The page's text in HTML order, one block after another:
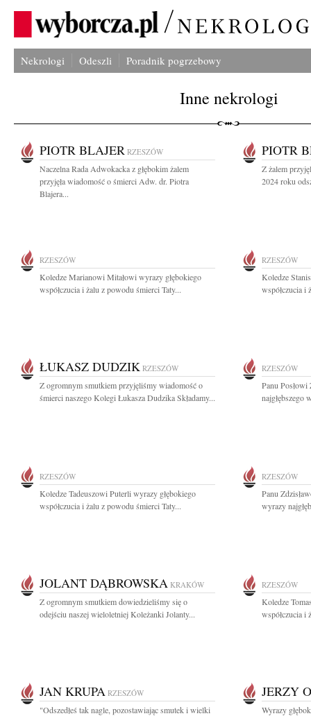
Nekrologi Odeszli Poradnik pogrzebowy
Inne nekrologi
PIOTR BLAJER RZESZÓW
Naczelna Rada Adwokacka z głębokim żalem
przyjęła wiadomość o śmierci Adw. dr. Piotra
Blajera...
PIOTR
Z żalem
2024 roku
RZESZÓW
Koledze Marianowi Mitałowi wyrazy głębokiego
współczucia i żalu z powodu śmierci Taty...
RZESZÓW
Koledze
współczucia i
ŁUKASZ DUDZIK RZESZÓW
Z ogromnym smutkiem przyjęliśmy wiadomość o
śmierci naszego Kolegi Łukasza Dudzika Składamy...
RZESZÓW
Panu
najgłębszego
RZESZÓW
Koledze Tadeuszowi Puterli wyrazy głębokiego
współczucia i żalu z powodu śmierci Taty...
RZESZÓW
Panu
wyrazy
JOLANT DĄBROWSKA KRAKÓW
Z ogromnym smutkiem dowiedzieliśmy się o
odejściu naszej wieloletniej Koleżanki Jolanty...
RZESZÓW
Koledze
współczucia i
JAN KRUPA RZESZÓW
"Odszedłeś tak nagle, pozostawiając smutek i wielki
JERZY
Wyrazy